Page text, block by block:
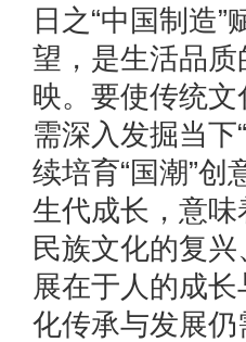
日之“中国制造
望，是生活品
映。要使传统文
需深入发掘当下
续培育“国潮”创
生代成长，意
民族文化的复
展在于人的成
化传承与发展